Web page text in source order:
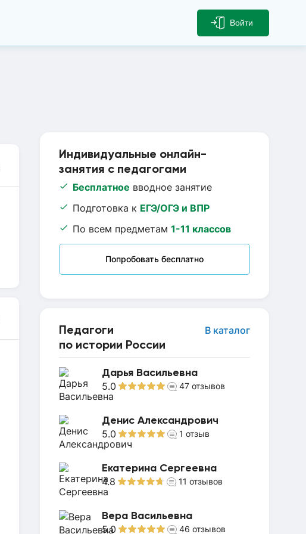
Войти
Индивидуальные онлайн-
занятия с педагогами
Бесплатное вводное занятие
Подготовка к ЕГЭ/ОГЭ и ВПР
По всем предметам 1-11 классов
Попробовать бесплатно
Педагоги
по истории России
В каталог
Дарья Васильевна
5.0 47 отзывов
Денис Александрович
5.0 1 отзыв
Екатерина Сергеевна
4.8 11 отзывов
Вера Васильевна
5.0 46 отзывов